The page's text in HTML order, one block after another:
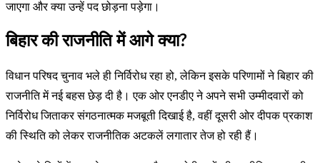
जाएगा और क्या उन्हें पद छोड़ना पड़ेगा।
बिहार की राजनीति में आगे क्या?
विधान परिषद चुनाव भले ही निर्विरोध रहा हो, लेकिन इसके परिणामों ने बिहार की
राजनीति में नई बहस छेड़ दी है। एक ओर एनडीए ने अपने सभी उम्मीदवारों को
निर्विरोध जिताकर संगठनात्मक मजबूती दिखाई है, वहीं दूसरी ओर दीपक प्रकाश
की स्थिति को लेकर राजनीतिक अटकलें लगातार तेज हो रही हैं।